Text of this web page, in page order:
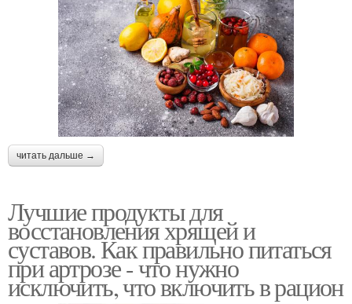
читать дальше →
Лучшие продукты для
восстановления хрящей и
суставов. Как правильно питаться
при артрозе - что нужно
исключить, что включить в рацион